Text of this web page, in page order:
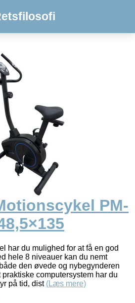
PM-
har du mulighed for at få en god
hele 8 niveauer kan du nemt
den øvede og nybegynderen
computersystem har du
på tid, dist (Læs mere)